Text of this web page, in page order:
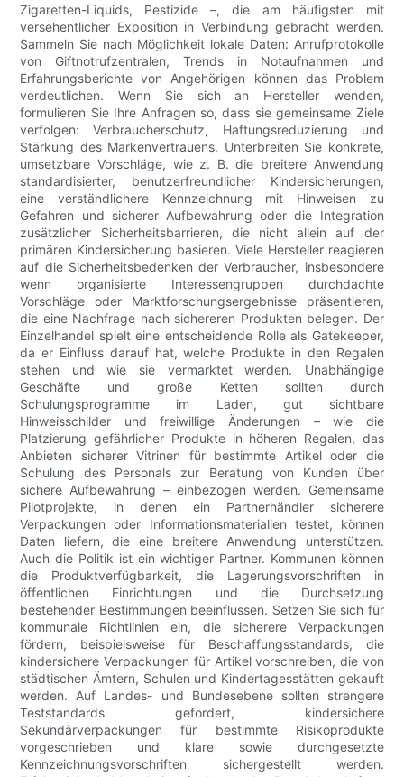
Zigaretten-Liquids, Pestizide –, die am häufigsten mit
versehentlicher Exposition in Verbindung gebracht werden.
Sammeln Sie nach Möglichkeit lokale Daten: Anrufprotokolle
von Giftnotrufzentralen, Trends in Notaufnahmen und
Erfahrungsberichte von Angehörigen können das Problem
verdeutlichen. Wenn Sie sich an Hersteller wenden,
formulieren Sie Ihre Anfragen so, dass sie gemeinsame Ziele
verfolgen: Verbraucherschutz, Haftungsreduzierung und
Stärkung des Markenvertrauens. Unterbreiten Sie konkrete,
umsetzbare Vorschläge, wie z. B. die breitere Anwendung
standardisierter, benutzerfreundlicher Kindersicherungen,
eine verständlichere Kennzeichnung mit Hinweisen zu
Gefahren und sicherer Aufbewahrung oder die Integration
zusätzlicher Sicherheitsbarrieren, die nicht allein auf der
primären Kindersicherung basieren. Viele Hersteller reagieren
auf die Sicherheitsbedenken der Verbraucher, insbesondere
wenn organisierte Interessengruppen durchdachte
Vorschläge oder Marktforschungsergebnisse präsentieren,
die eine Nachfrage nach sichereren Produkten belegen. Der
Einzelhandel spielt eine entscheidende Rolle als Gatekeeper,
da er Einfluss darauf hat, welche Produkte in den Regalen
stehen und wie sie vermarktet werden. Unabhängige
Geschäfte und große Ketten sollten durch
Schulungsprogramme im Laden, gut sichtbare
Hinweisschilder und freiwillige Änderungen – wie die
Platzierung gefährlicher Produkte in höheren Regalen, das
Anbieten sicherer Vitrinen für bestimmte Artikel oder die
Schulung des Personals zur Beratung von Kunden über
sichere Aufbewahrung – einbezogen werden. Gemeinsame
Pilotprojekte, in denen ein Partnerhändler sicherere
Verpackungen oder Informationsmaterialien testet, können
Daten liefern, die eine breitere Anwendung unterstützen.
Auch die Politik ist ein wichtiger Partner. Kommunen können
die Produktverfügbarkeit, die Lagerungsvorschriften in
öffentlichen Einrichtungen und die Durchsetzung
bestehender Bestimmungen beeinflussen. Setzen Sie sich für
kommunale Richtlinien ein, die sicherere Verpackungen
fördern, beispielsweise für Beschaffungsstandards, die
kindersichere Verpackungen für Artikel vorschreiben, die von
städtischen Ämtern, Schulen und Kindertagesstätten gekauft
werden. Auf Landes- und Bundesebene sollten strengere
Teststandards gefordert, kindersichere
Sekundärverpackungen für bestimmte Risikoprodukte
vorgeschrieben und klare sowie durchgesetzte
Kennzeichnungsvorschriften sichergestellt werden.